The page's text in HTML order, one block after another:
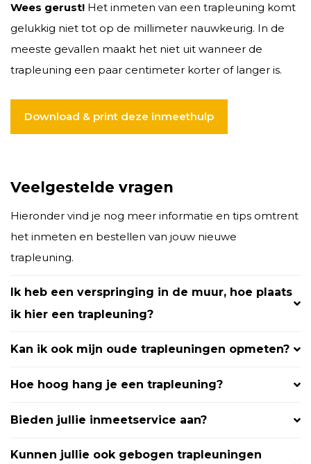
Wees gerust! Het inmeten van een trapleuning komt
gelukkig niet tot op de millimeter nauwkeurig. In de
meeste gevallen maakt het niet uit wanneer de
trapleuning een paar centimeter korter of langer is.
Download & print deze inmeethulp
Veelgestelde vragen
Hieronder vind je nog meer informatie en tips omtrent
het inmeten en bestellen van jouw nieuwe
trapleuning.
Ik heb een verspringing in de muur, hoe plaats
ik hier een trapleuning?
Kan ik ook mijn oude trapleuningen opmeten?
Hoe hoog hang je een trapleuning?
Bieden jullie inmeetservice aan?
Kunnen jullie ook gebogen trapleuningen